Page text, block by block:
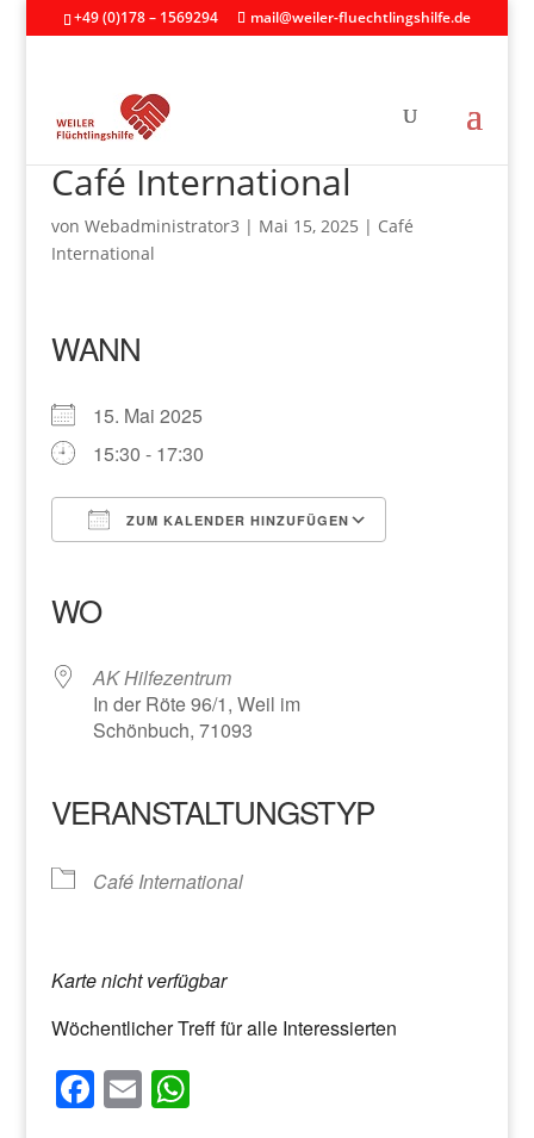
+49 (0)178 – 1569294 mail@weiler-fluechtlingshilfe.de
Café International
von Webadministrator3 | Mai 15, 2025 | Café
International
WANN
15. Mai 2025
15:30 - 17:30
ZUM KALENDER HINZUFÜGEN
WO
AK Hilfezentrum
In der Röte 96/1, Weil im
Schönbuch, 71093
VERANSTALTUNGSTYP
Café International
Karte nicht verfügbar
Wöchentlicher Treff für alle Interessierten
F E W